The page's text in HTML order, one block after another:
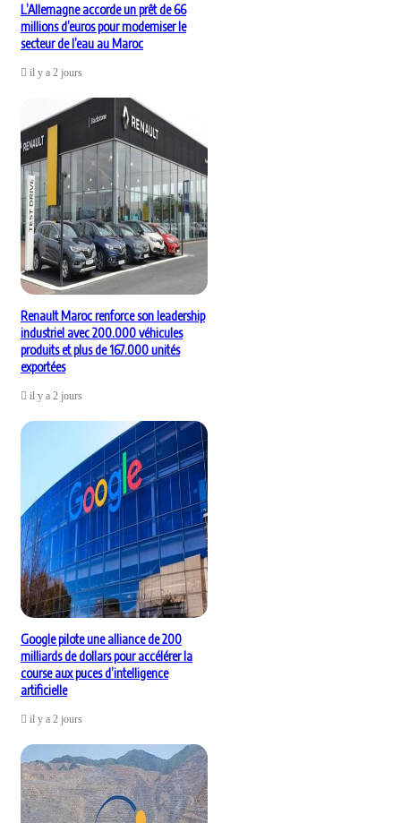
L’Allemagne accorde un prêt de 66
millions d’euros pour moderniser le
secteur de l’eau au Maroc
il y a 2 jours
Renault Maroc renforce son leadership
industriel avec 200.000 véhicules
produits et plus de 167.000 unités
exportées
il y a 2 jours
Google pilote une alliance de 200
milliards de dollars pour accélérer la
course aux puces d’intelligence
artificielle
il y a 2 jours